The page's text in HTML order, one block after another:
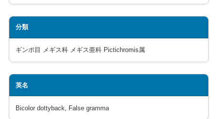
分類
ギンポ目 メギス科 メギス亜科 Pictichromis属
英名
Bicolor dottyback, False gramma